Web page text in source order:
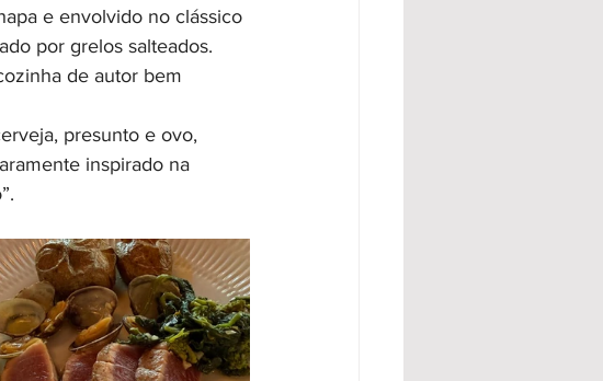
e envolvido no clássico
por grelos salteados.
de autor bem
presunto e ovo,
inspirado na